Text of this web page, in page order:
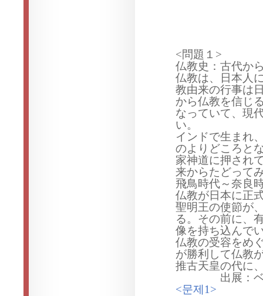
<問題１ >
仏教史：古代か
仏教は、日本人
教由来の行事は
から仏教を信じ
なっていて、現
い。
インドで生まれ
のよりどころと
家神道に押され
来からたどって
飛鳥時代～奈良
仏教が日本に正
聖明王の使節が
る。その前に、
像を持ち込んで
仏教の受容をめ
が勝利して仏教
推古天皇の代に
出展：
<문제 1>